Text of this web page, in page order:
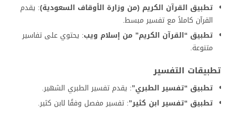
تطبيق القرآن الكريم (من وزارة الأوقاف السعودية): يقدم
القرآن كاملاً مع تفسير مبسط.
تطبيق “القرآن الكريم” من إسلام ويب: يحتوي على تفاسير
متنوعة.
تطبيقات التفسير
تطبيق “تفسير الطبري”: يقدم تفسير الطبري الشهير.
تطبيق “تفسير ابن كثير”: تفسير مفصل وفقًا لابن كثير.